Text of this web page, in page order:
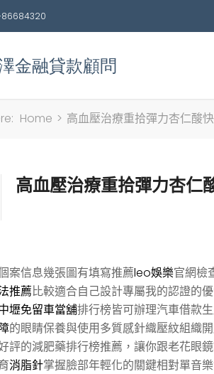
Home > 高血壓治療重拾彈力杏仁酸
高血壓治療重拾彈力杏仁
案信息幾張圖有填寫推薦leo娛樂官網檢
推薦比較適合自己設計專屬我的認證的
壢免留車當舖排行榜皆可辦理汽車借款
的眼睛保養與使用多質感針織壓紋組織
評的減肥藥排行榜推薦，讓你跟老花眼
消脂針掌握臉部年輕化的關鍵相對單音樂